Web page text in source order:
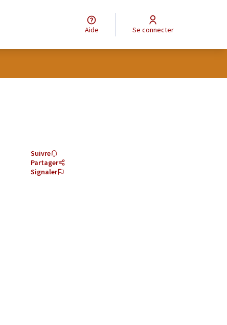
Aide Se connecter
Suivre
Partager
Signaler